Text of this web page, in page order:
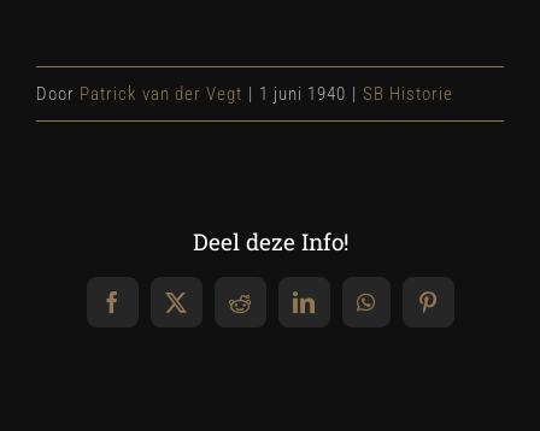
Door Patrick van der Vegt | 1 juni 1940 | SB Historie
Deel deze Info!
Facebook
X RedditLinkedInWhatsAppPinterest